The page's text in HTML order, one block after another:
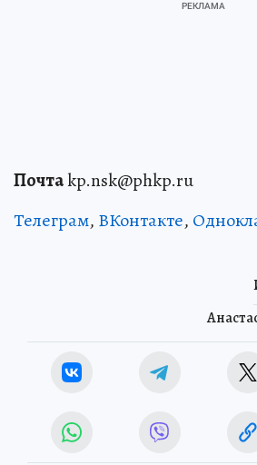
Почтаkp.nsk@phkp.ru
Телеграм, ВКонтакте,